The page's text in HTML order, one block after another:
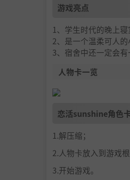
游戏亮点
1、学生时代的晚上
2、是一个温柔可人
3、宿舍中还一定会
人物卡一览
恋活sunshine角色
1.解压缩；
2.人物卡放入到游戏
3.开始游戏。